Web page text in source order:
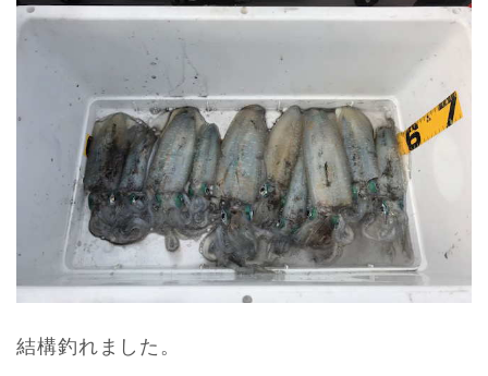
結構釣れました。